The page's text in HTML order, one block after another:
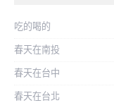
吃的喝的
春天在南投
春天在台中
春天在台北